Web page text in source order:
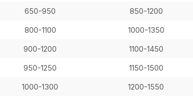
650-950 850-1200
800-1100 1000-1350
900-1200 1100-1450
950-1250 1150-1500
1000-1300 1200-1550